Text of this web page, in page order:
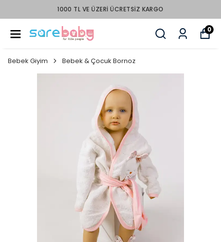
1000 TL VE ÜZERI ÜCRETSIZ KARGO
0
Bebek Giyim Bebek & Çocuk Bornoz